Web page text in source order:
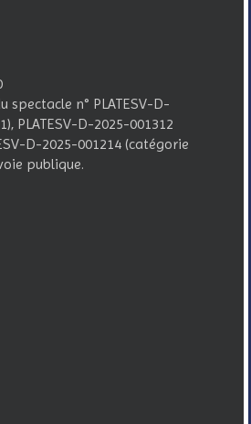
spectacle n° PLATESV-D-
PLATESV-D-2025-001312
D-2025-001214 (catégorie
publique.